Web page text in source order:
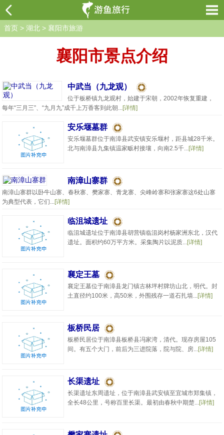
首页 > 湖北 > 襄阳市旅游
襄阳市景点介绍
中武当（九龙观）
位于板桥镇九龙观村，始建于宋朝，2002年恢复重建，
每年“三月三”、“九月九”成千上万香客到此朝...[详情]
安乐堰墓群
安乐堰墓群位于南漳县武安镇安乐堰村，距县城28千米。
北与南漳县九集镇温家畈村接壤，向南2.5千...[详情]
南漳山寨群
南漳山寨群以卧牛山寨、春秋寨、樊家寨、青龙寨、尖峰岭寨和张家寨这6处山寨
为典型代表，它们...[详情]
临沮城遗址
临沮城遗址位于南漳县胡营镇临沮岗村杨家洲东北，汉代
遗址。面积约60万平方米。采集陶片以泥质...[详情]
襄定王墓
襄定王墓位于南漳县龙门镇古林坪村牌坊山北，明代。封
土直径约100米，高50米，外围残存一道石扎墙...[详情]
板桥民居
板桥民居位于南漳县板桥县冯家湾，清代。现存房屋105
间。有五个大门，前后为三进院落，院与院、房...[详情]
长渠遗址
长渠遗址东周遗址，位于南漳县武安镇至宜城市郑集镇，
全长48公里，号称百里长渠。最初由春秋中期楚...[详情]